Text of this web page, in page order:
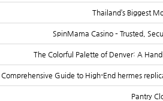
Thailand’s Biggest
SpinMama Casino – Trusted,
The Colorful Palette of Denver: A
Guide to High-End hermes
Pantry